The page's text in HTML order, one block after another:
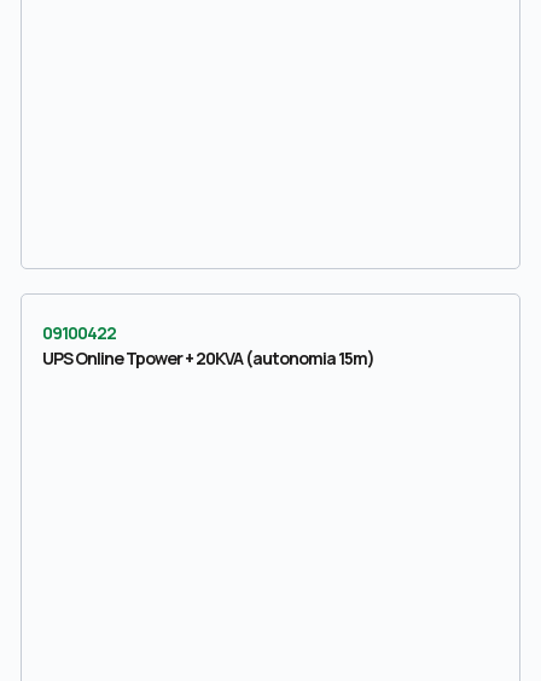
09100422
UPS Online Tpower + 20KVA (autonomia 15m)